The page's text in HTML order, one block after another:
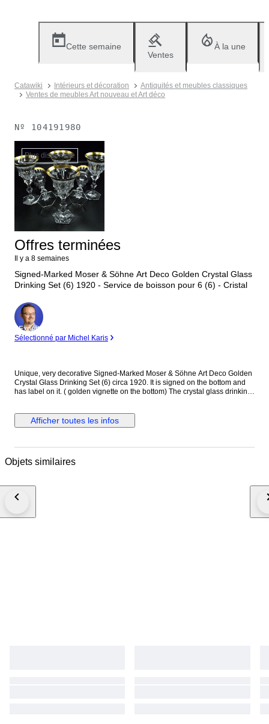
Cette semaine
Ventes
À la une
Catawiki Intérieurs et décoration
Antiquités et meubles classiques
Ventes de meubles Art nouveau et Art déco
Nº 104191980
Plus disponible
Offres terminées
Il y a 8 semaines
Signed-Marked Moser & Söhne Art Deco Golden Crystal Glass
Drinking Set (6) 1920 - Service de boisson pour 6 (6) - Cristal
Expert
Sélectionné par Michel Karis
Unique, very decorative Signed-Marked Moser & Söhne Art Deco Golden
Crystal Glass Drinking Set (6) circa 1920. It is signed on the bottom and
has label on it. ( golden vignette on the bottom) The crystal glass drinking
glass decorated with golden rim. The clear, solid glasses are uniformly
decorated on its entire surface with cut - "peeled" patterns and faceted
for any festive occasion from a prestigeous private collection. Decorative
unique appearance. The photo - image material is an integral part of the
Afficher toutes les infos
Objets similaires